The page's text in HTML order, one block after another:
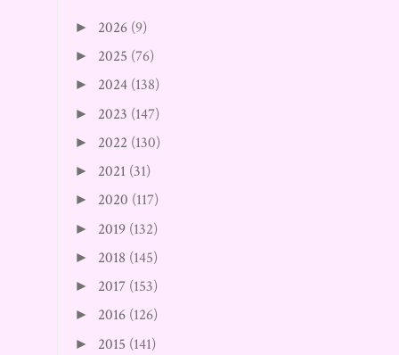
► 2026 (9)
► 2025 (76)
► 2024 (138)
► 2023 (147)
► 2022 (130)
► 2021 (31)
► 2020 (117)
► 2019 (132)
► 2018 (145)
► 2017 (153)
► 2016 (126)
► 2015 (141)